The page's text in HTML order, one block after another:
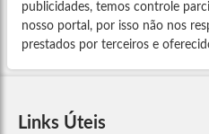
publicidades, temos controle
nosso portal, por isso não nos
prestados por terceiros e
Links Úteis